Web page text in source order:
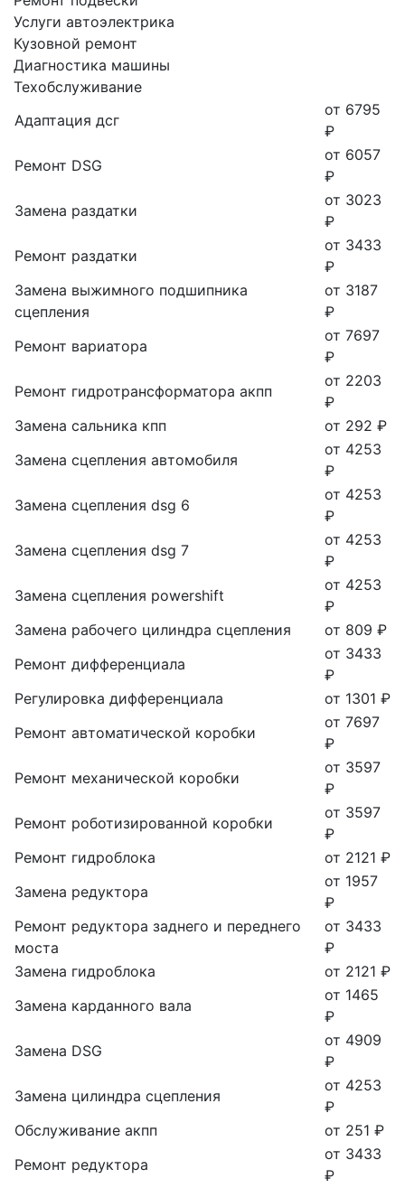
Услуги автоэлектрика
Кузовной ремонт
Диагностика машины
Техобслуживание
Адаптация дсг
от 6795
₽
Ремонт DSG
от 6057
₽
Замена раздатки
от 3023
₽
Ремонт раздатки
от 3433
₽
Замена выжимного подшипника
сцепления
от 3187
₽
Ремонт вариатора
от 7697
₽
Ремонт гидротрансформатора акпп
от 2203
₽
Замена сальника кпп
от 292 ₽
Замена сцепления автомобиля
от 4253
₽
Замена сцепления dsg 6
от 4253
₽
Замена сцепления dsg 7
от 4253
₽
Замена сцепления powershift
от 4253
₽
Замена рабочего цилиндра сцепления
от 809 ₽
Ремонт дифференциала
от 3433
₽
Регулировка дифференциала
от 1301 ₽
Ремонт автоматической коробки
от 7697
₽
Ремонт механической коробки
от 3597
₽
Ремонт роботизированной коробки
от 3597
₽
Ремонт гидроблока
от 2121 ₽
Замена редуктора
от 1957
₽
Ремонт редуктора заднего и переднего
моста
от 3433
₽
Замена гидроблока
от 2121 ₽
Замена карданного вала
от 1465
₽
Замена DSG
от 4909
₽
Замена цилиндра сцепления
от 4253
₽
Обслуживание акпп
от 251 ₽
Ремонт редуктора
от 3433
₽